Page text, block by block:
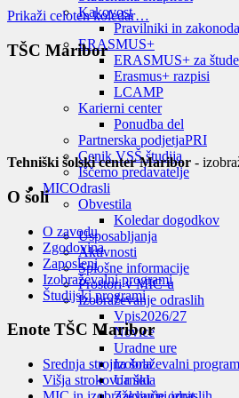
Kakovost
Pravilniki in
ERASMUS+
ERASMUS+ za
Erasmus+ razpisi
LCAMP
Karierni center
Ponudba del
Partnerska podjetjaPRI
Cenik VSŠ študija
Iščemo predavatelje
MICOdrasli
Obvestila
Koledar dogodkov
Usposabljanja
Aktivnosti
Splošne informacije
Prostori v MIC-u
Izobraževanje odraslih
Vpis2026/27
Novice
Uradne ure
Izobraževalni
Urniki
Prikaži celoten koledar…
TŠC Maribor
Tehniški šolski center Maribor -
O šoli
O zavodu
Zgodovina
Zaposleni
Izobraževalni programi
Študijski programi
Enote TŠC Maribor
Srednja strojna šola
Višja strokovna šola